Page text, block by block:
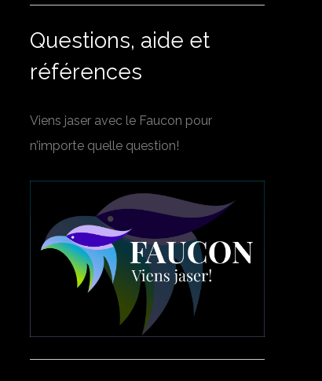
Questions, aide et
références
Viens jaser avec le Faucon pour
n’importe quelle question!